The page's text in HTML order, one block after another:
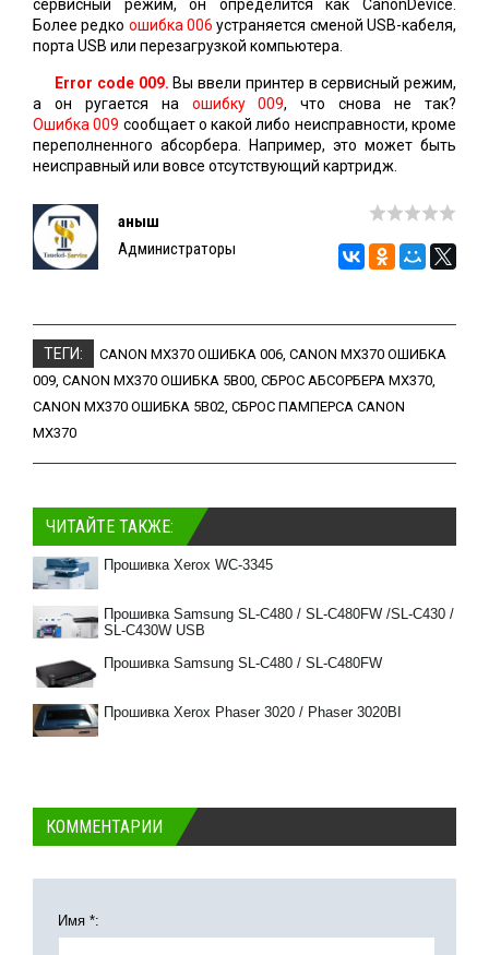
сервисный режим, он определится как CanonDevice.
Более редко ошибка 006 устраняется сменой USB-кабеля,
порта USB или перезагрузкой компьютера.
Error code 009. Вы ввели принтер в сервисный режим,
а он ругается на ошибку 009, что снова не так?
Ошибка 009 сообщает о какой либо неисправности, кроме
переполненного абсорбера. Например, это может быть
неисправный или вовсе отсутствующий картридж.
Қаныш
Администраторы
ТЕГИ: CANON MX370 ОШИБКА 006, CANON MX370 ОШИБКА
009, CANON MX370 ОШИБКА 5B00, СБРОС АБСОРБЕРА MX370,
CANON MX370 ОШИБКА 5B02, СБРОС ПАМПЕРСА CANON
MX370
ЧИТАЙТЕ ТАКЖЕ:
Прошивка Xerox WC-3345
Прошивка Samsung SL-C480 / SL-C480FW /SL-C430 /
SL-C430W USB
Прошивка Samsung SL-C480 / SL-C480FW
Прошивка Xerox Phaser 3020 / Phaser 3020BI
КОММЕНТАРИИ
Имя *: